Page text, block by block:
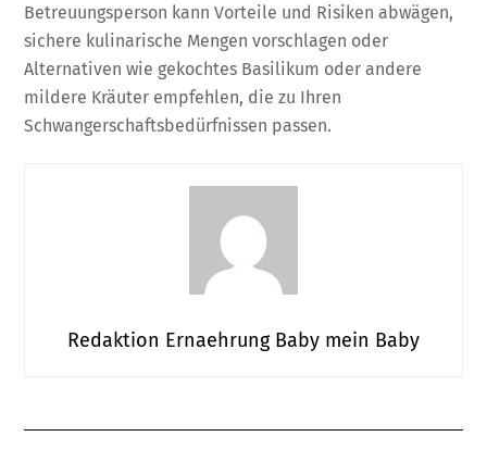
Betreuungsperson kann Vorteile und Risiken abwägen,
sichere kulinarische Mengen vorschlagen oder
Alternativen wie gekochtes Basilikum oder andere
mildere Kräuter empfehlen, die zu Ihren
Schwangerschaftsbedürfnissen passen.
Redaktion Ernaehrung Baby mein Baby